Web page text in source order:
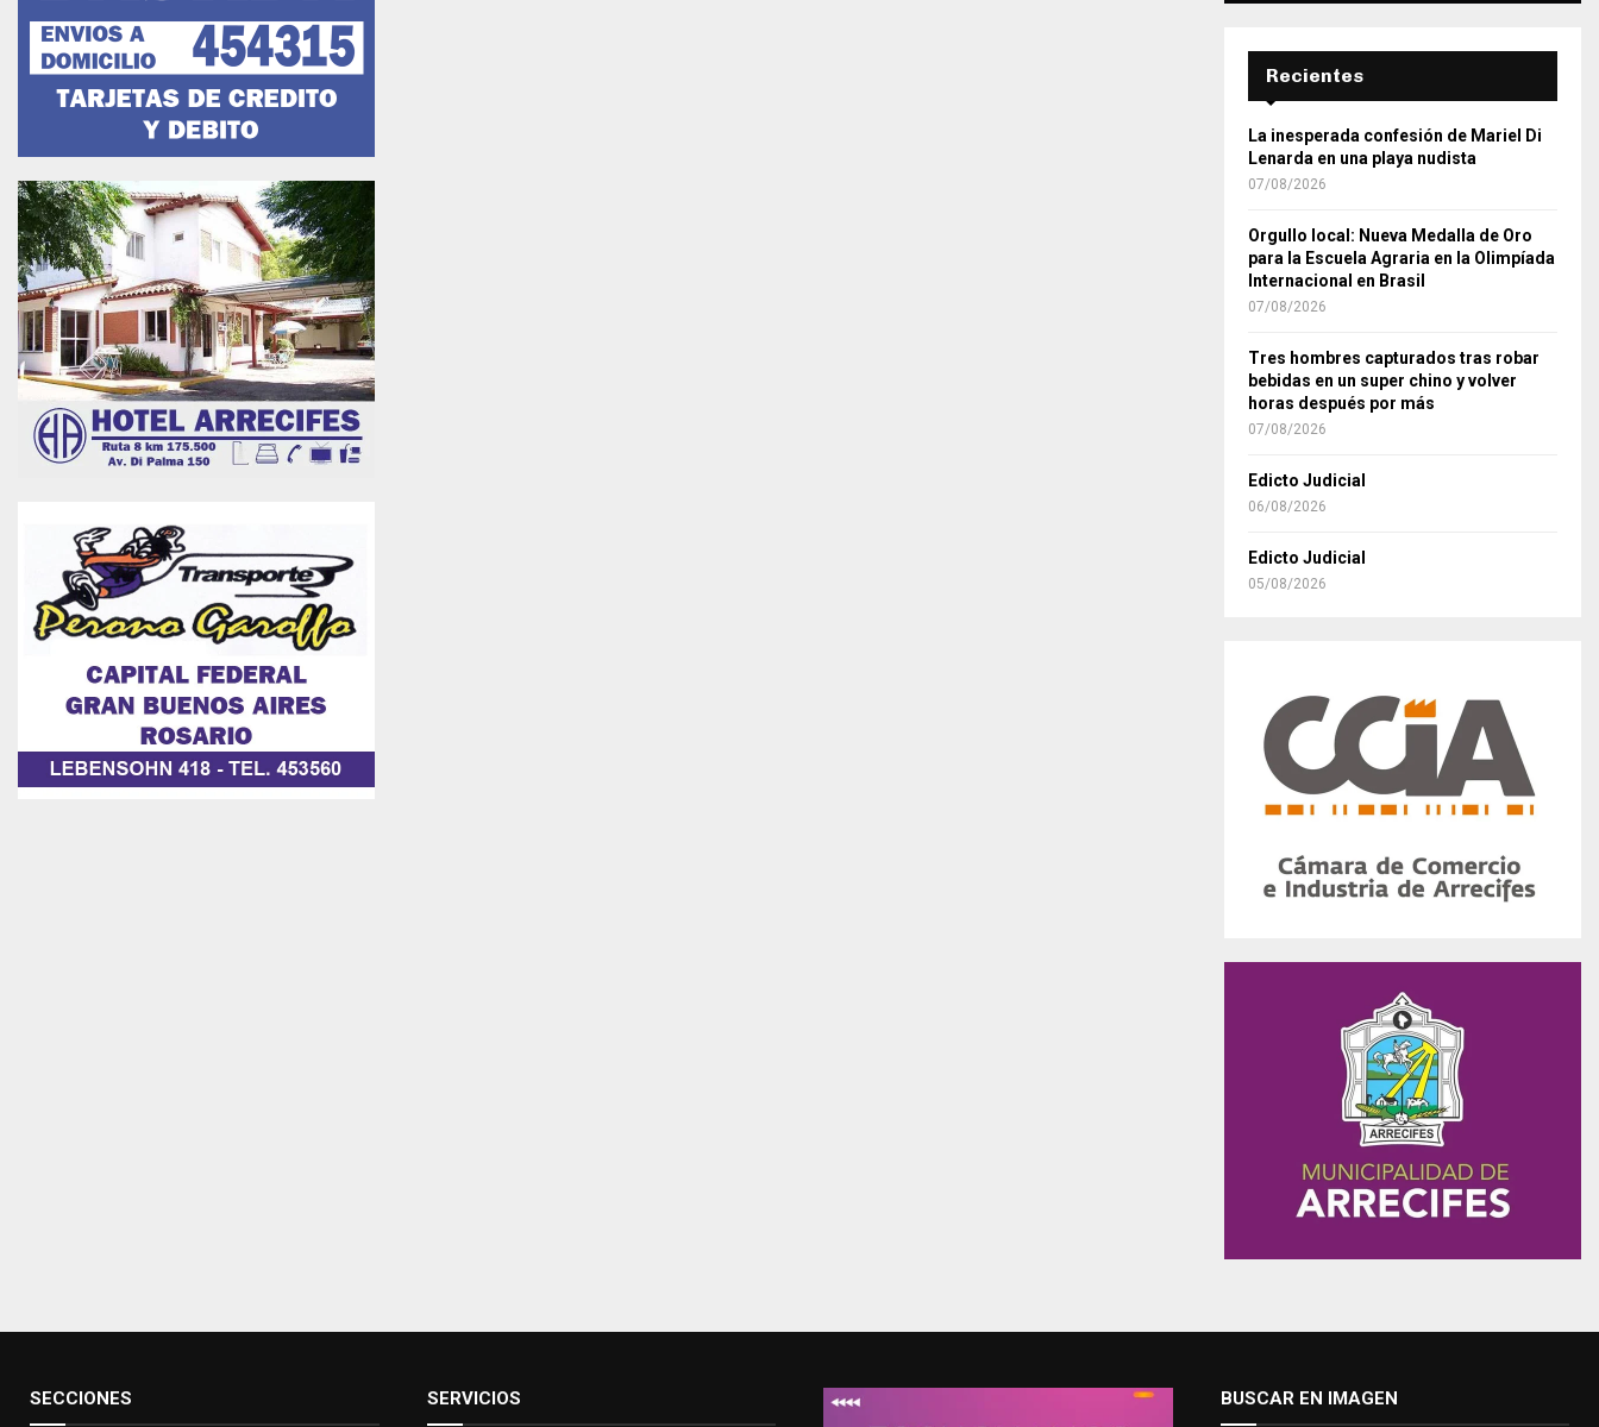
Recientes
La inesperada confesión de Mariel Di
Lenarda en una playa nudista
07/08/2026
Orgullo local: Nueva Medalla de Oro
para la Escuela Agraria en la Olimpíada
Internacional en Brasil
07/08/2026
Tres hombres capturados tras robar
bebidas en un super chino y volver
horas después por más
07/08/2026
Edicto Judicial
06/08/2026
Edicto Judicial
05/08/2026
SECCIONES SERVICIOS BUSCAR EN IMAGEN